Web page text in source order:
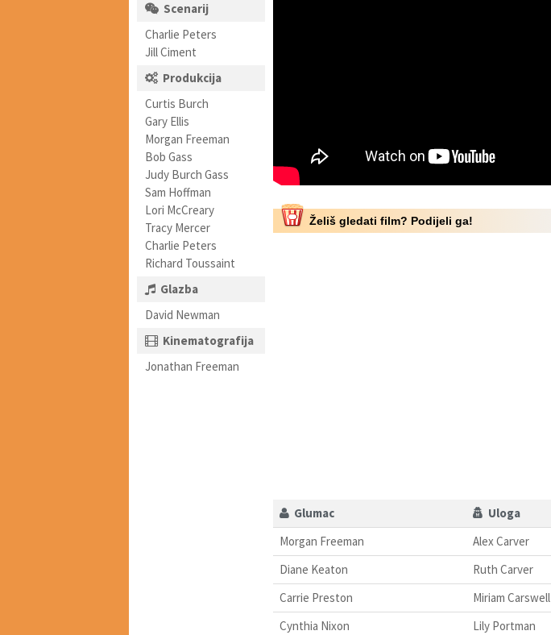
Scenarij
Charlie Peters
Jill Ciment
Produkcija
Curtis Burch
Gary Ellis
Morgan Freeman
Bob Gass
Judy Burch Gass
Sam Hoffman
Lori McCreary
Tracy Mercer
Charlie Peters
Richard Toussaint
Glazba
David Newman
Kinematografija
Jonathan Freeman
Želiš gledati film? Podijeli ga!
Glumac
Uloga
Morgan Freeman
Alex Carver
Diane Keaton
Ruth Carver
Carrie Preston
Miriam Carswell
Cynthia Nixon
Lily Portman